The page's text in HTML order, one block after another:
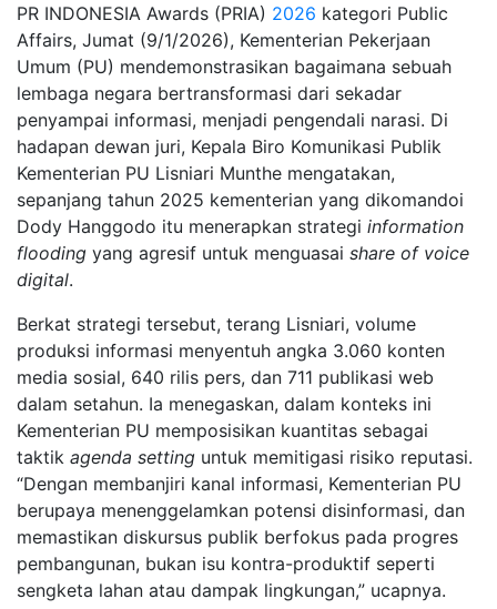
PR INDONESIA Awards (PRIA) 2026 kategori Public
Affairs, Jumat (9/1/2026), Kementerian Pekerjaan
Umum (PU) mendemonstrasikan bagaimana sebuah
lembaga negara bertransformasi dari sekadar
penyampai informasi, menjadi pengendali narasi. Di
hadapan dewan juri, Kepala Biro Komunikasi Publik
Kementerian PU Lisniari Munthe mengatakan,
sepanjang tahun 2025 kementerian yang dikomandoi
Dody Hanggodo itu menerapkan strategi information
flooding yang agresif untuk menguasai share of voice
digital.
Berkat strategi tersebut, terang Lisniari, volume
produksi informasi menyentuh angka 3.060 konten
media sosial, 640 rilis pers, dan 711 publikasi web
dalam setahun. Ia menegaskan, dalam konteks ini
Kementerian PU memposisikan kuantitas sebagai
taktik agenda setting untuk memitigasi risiko reputasi.
“Dengan membanjiri kanal informasi, Kementerian PU
berupaya menenggelamkan potensi disinformasi, dan
memastikan diskursus publik berfokus pada progres
pembangunan, bukan isu kontra-produktif seperti
sengketa lahan atau dampak lingkungan,” ucapnya.